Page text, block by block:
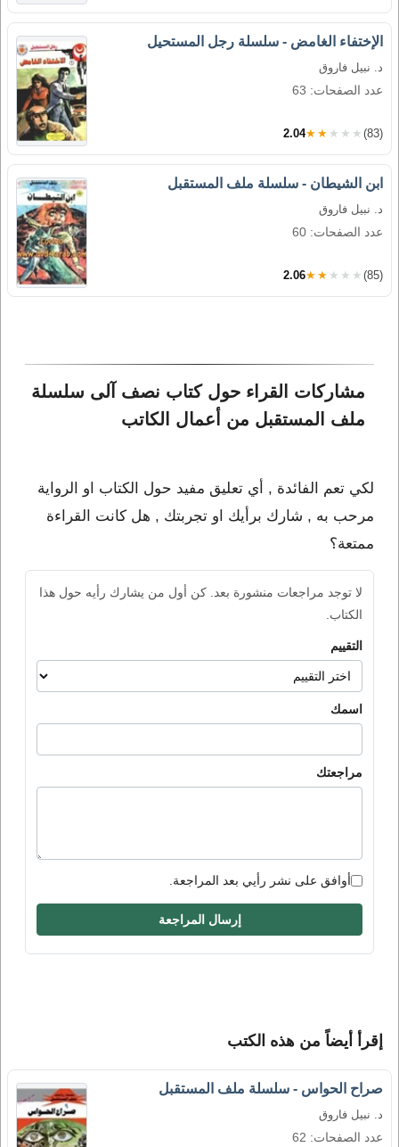
الإختفاء الغامض - سلسلة رجل المستحيل
د. نبيل فاروق
عدد الصفحات: 63
2.04★★★★★ (83)
ابن الشيطان - سلسلة ملف المستقبل
د. نبيل فاروق
عدد الصفحات: 60
2.06★★★★★ (85)
مشاركات القراء حول كتاب نصف آلى سلسلة
ملف المستقبل من أعمال الكاتب
لكي تعم الفائدة , أي تعليق مفيد حول الكتاب او الرواية
مرحب به , شارك برأيك او تجربتك , هل كانت القراءة
ممتعة؟
لا توجد مراجعات منشورة بعد. كن أول من يشارك رأيه حول هذا
الكتاب.
التقييم
اسمك
مراجعتك
أوافق على نشر رأيي بعد المراجعة.
إرسال المراجعة
إقرأ أيضاً من هذه الكتب
صراح الحواس - سلسلة ملف المستقبل
د. نبيل فاروق
عدد الصفحات: 62